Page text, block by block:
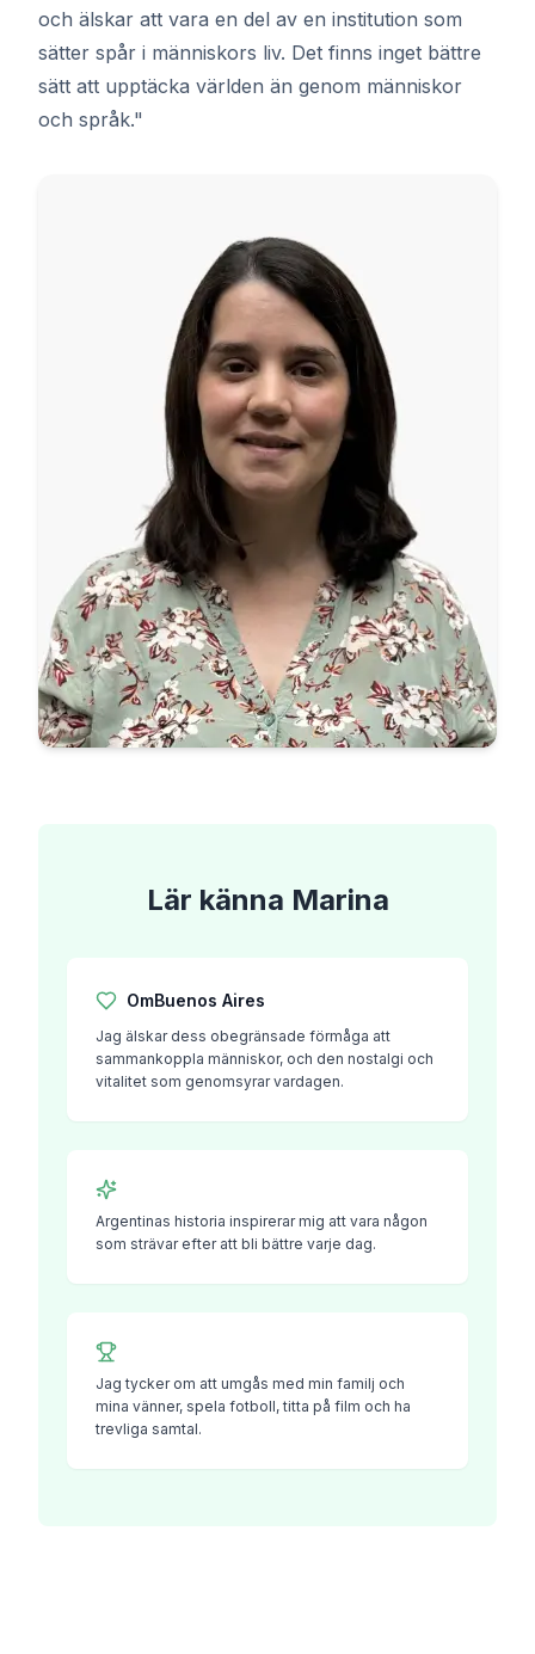
och älskar att vara en del av en institution som
sätter spår i människors liv. Det finns inget bättre
sätt att upptäcka världen än genom människor
och språk."
Lär känna Marina
OmBuenos Aires
Jag älskar dess obegränsade förmåga att
sammankoppla människor, och den nostalgi och
vitalitet som genomsyrar vardagen.
Argentinas historia inspirerar mig att vara någon
som strävar efter att bli bättre varje dag.
Jag tycker om att umgås med min familj och
mina vänner, spela fotboll, titta på film och ha
trevliga samtal.